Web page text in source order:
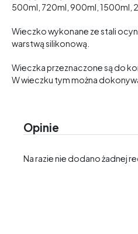
500ml, 720ml, 900ml, 1500ml,
Wieczko wykonane ze stali
warstwą silikonową.
Wieczka przeznaczone są do
W wieczku tym można
Opinie
Na razie nie dodano żadnej